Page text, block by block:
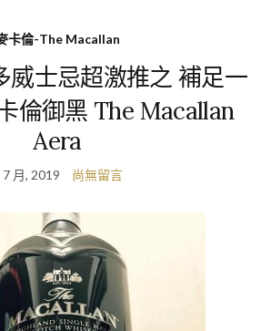
卡倫-The Macallan
威士忌超激推之 補足一
倫御黑 The Macallan
Aera
7 月, 2019 尚無留言